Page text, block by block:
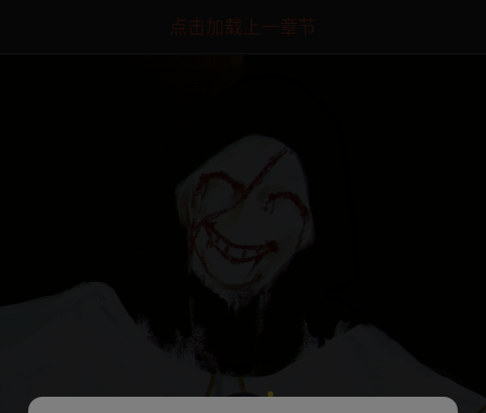
点击加载上一章节